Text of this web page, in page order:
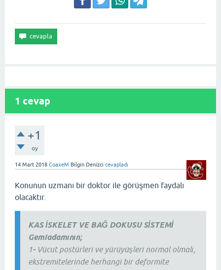
1 cevap
+1
oy
14 Mart 2018 CoaxeM Bilgin Denizci cevapladı
Konunun uzmanı bir doktor ile görüşmen faydalı
olacaktır.
KAS İSKELET VE BAĞ DOKUSU SİSTEMİ
Gemiadamının;
1-Vücut postürleri ve yürüyüşleri normal olmalı,
ekstremitelerinde herhangi bir deformite